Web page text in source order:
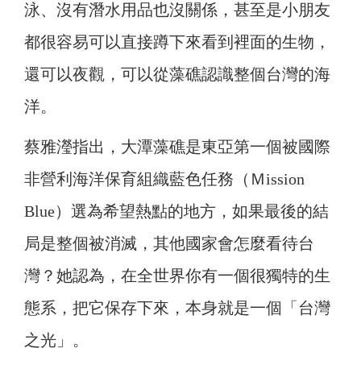
泳、 沒有潛水用品也沒關係，甚至是小朋友
都很容易可以直接蹲下來看到裡面的生物，
還可以夜觀，可以從藻礁認識整個台灣的海
洋。
蔡雅瀅指出，大潭藻礁是東亞第一個被國際
非營利海洋保育組織藍色任務（Ｍission
Blue）選為希望熱點的地方，如果最後的結
局是整個被消滅，其他國家會怎麼看待台
灣？她認為，在全世界你有一個很獨特的生
態系，把它保存下來，本身就是一個「台灣
之光」。